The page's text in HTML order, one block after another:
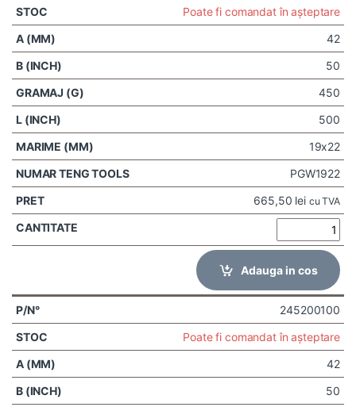
Poate fi comandat în așteptare
42
50
450
500
19x22
PGW1922
665,50 lei cu TVA
Adauga in cos
245200100
Poate fi comandat în așteptare
42
50